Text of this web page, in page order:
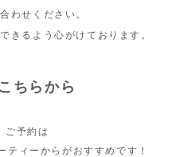
わせください。
きるよう心がけております。
ちらから
ご予約は
ィーからがおすすめです！